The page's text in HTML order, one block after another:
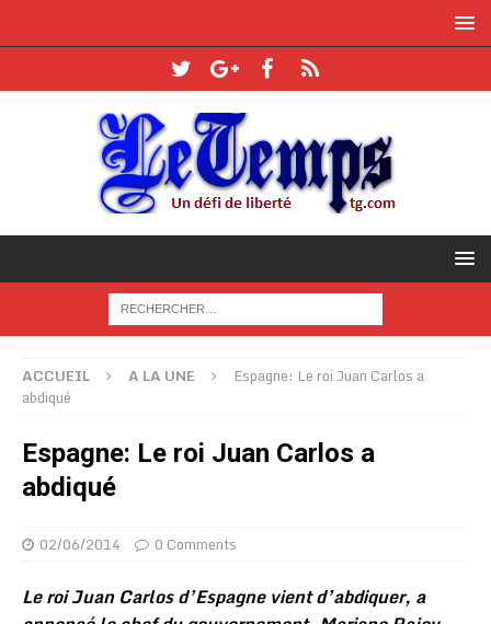
ACCUEIL A LA UNE
Espagne: Le roi Juan Carlos a
abdiqué
Espagne: Le roi Juan Carlos a
abdiqué
02/06/2014 0 Comments
Le roi Juan Carlos d’Espagne vient d’abdiquer, a